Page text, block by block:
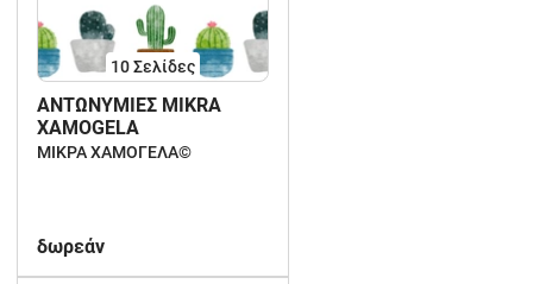
10Σελίδες
ΑΝΤΩΝΥΜΙΕΣ MIKRA
XAMOGELA
ΜΙΚΡΑ ΧΑΜΟΓΕΛΑ©️
δωρεάν